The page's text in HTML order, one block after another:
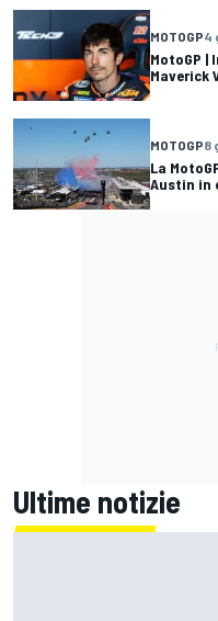
MOTOGP4
MotoGP
Maverick
MOTOGP8
La
Austin in
Ultime notizie